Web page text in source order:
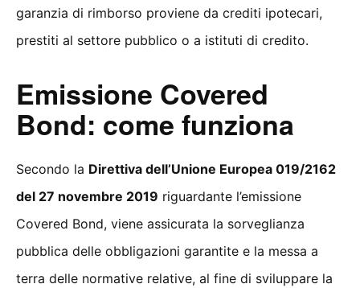
garanzia di rimborso proviene da crediti ipotecari,
prestiti al settore pubblico o a istituti di credito.
Emissione Covered
Bond: come funziona
Secondo la Direttiva dell’Unione Europea 019/2162
del 27 novembre 2019 riguardante l’emissione
Covered Bond, viene assicurata la sorveglianza
pubblica delle obbligazioni garantite e la messa a
terra delle normative relative, al fine di sviluppare la